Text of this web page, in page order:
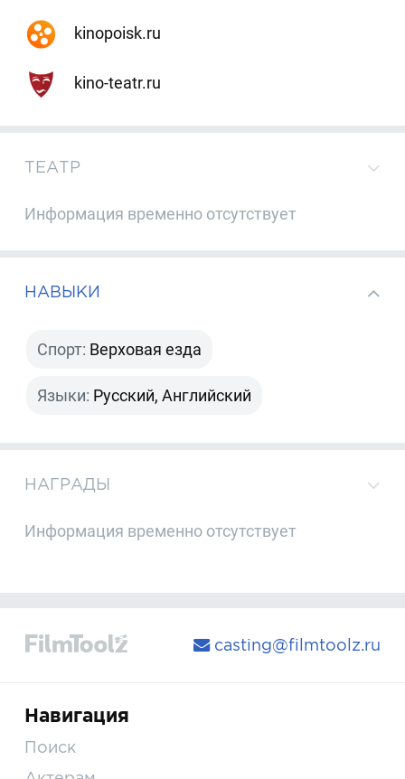
kinopoisk.ru
kino-teatr.ru
ТЕАТР
Информация временно отсутствует
НАВЫКИ
Спорт: Верховая езда
Языки: Русский, Английский
НАГРАДЫ
Информация временно отсутствует
casting@filmtoolz.ru
Навигация
Поиск